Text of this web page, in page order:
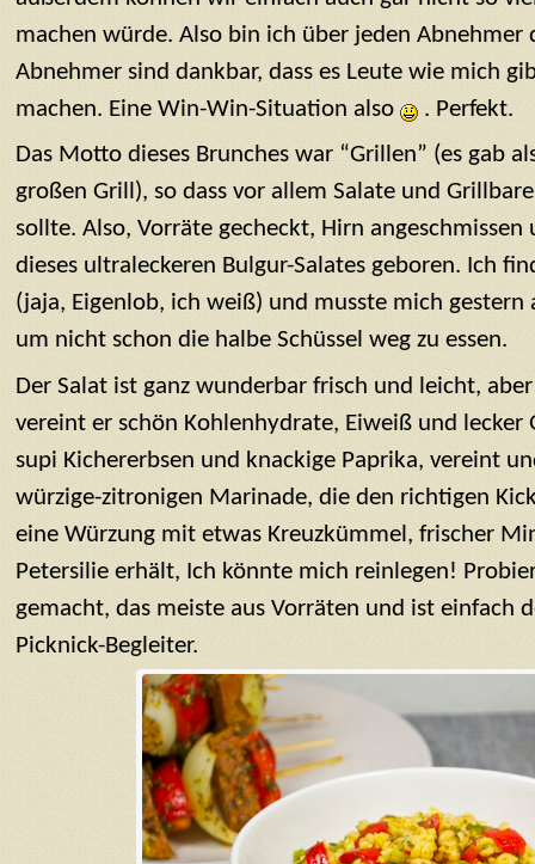
machen würde. Also bin ich über jeden Abnehmer
Abnehmer sind dankbar, dass es Leute wie mich
machen. Eine Win-Win-Situation also
. Perfekt.
Das Motto dieses Brunches war “Grillen” (es gab
großen Grill), so dass vor allem Salate und
sollte. Also, Vorräte gecheckt, Hirn
dieses ultraleckeren Bulgur-Salates geboren. Ich
(jaja, Eigenlob, ich weiß) und musste mich gestern
um nicht schon die halbe Schüssel weg zu essen.
Der Salat ist ganz wunderbar frisch und leicht,
vereint er schön Kohlenhydrate, Eiweiß und lecker
supi Kichererbsen und knackige Paprika, vereint
würzige-zitronigen Marinade, die den richtigen
eine Würzung mit etwas Kreuzkümmel, frischer
Petersilie erhält, Ich könnte mich reinlegen!
gemacht, das meiste aus Vorräten und ist einfach
Picknick-Begleiter.